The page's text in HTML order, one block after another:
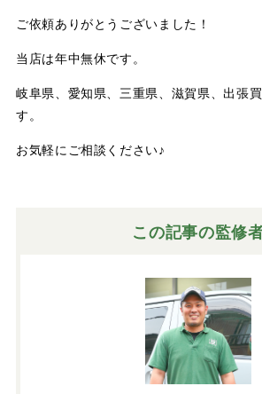
ご依頼ありがとうございました！
当店は年中無休です。
岐阜県、愛知県、三重県、滋賀県、出張
す。
お気軽にご相談ください♪
この記事の監修